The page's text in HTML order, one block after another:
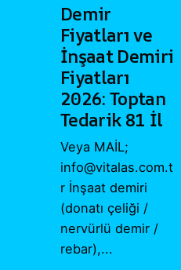
Demir
Fiyatları ve
İnşaat Demiri
Fiyatları
2026: Toptan
Tedarik 81 İl
Veya MAİL;
info@vitalas.com.t
r İnşaat demiri
(donatı çeliği /
nervürlü demir /
rebar),...